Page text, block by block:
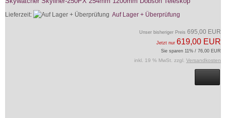
Lieferzeit: Auf Lager + Überprüfung
Unser bisheriger Preis 695,00 EUR
Jetzt nur 619,00 EUR
Sie sparen 11% / 76,00 EUR
inkl. 19 % MwSt. zzgl. Versandkosten